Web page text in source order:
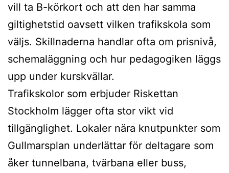
vill ta B-körkort och att den har samma
giltighetstid oavsett vilken trafikskola som
väljs. Skillnaderna handlar ofta om prisnivå,
schemaläggning och hur pedagogiken läggs
upp under kurskvällar.
Trafikskolor som erbjuder Riskettan
Stockholm lägger ofta stor vikt vid
tillgänglighet. Lokaler nära knutpunkter som
Gullmarsplan underlättar för deltagare som
åker tunnelbana, tvärbana eller buss,